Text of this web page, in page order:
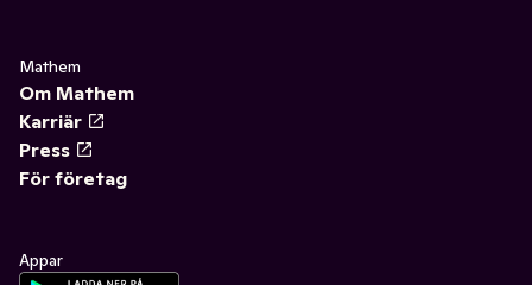
Mathem
Om Mathem
Karriär
Press
För företag
Appar